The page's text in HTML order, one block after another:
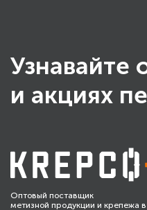
Узнавайте
и акциях
Оптовый поставщик
метизной продукции и крепежа